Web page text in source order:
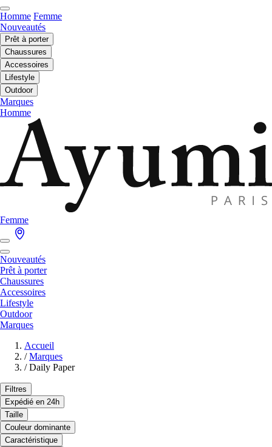
Homme Femme
Nouveautés
Prêt à porter
Chaussures
Accessoires
Lifestyle
Outdoor
Marques
Homme
Femme
Nouveautés
Prêt à porter
Chaussures
Accessoires
Lifestyle
Outdoor
Marques
Accueil
/ Marques
/ Daily Paper
Filtres
Expédié en 24h
Taille
Couleur dominante
Caractéristique